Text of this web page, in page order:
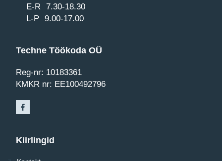
E-R 7.30-18.30
L-P 9.00-17.00
Techne Töökoda OÜ
Reg-nr: 10183361
KMKR nr: EE100492796
Kiirlingid